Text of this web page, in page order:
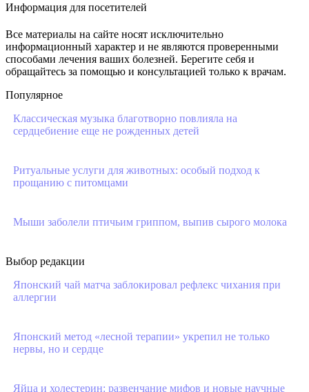
Информация для посетителей
Все материалы на сайте носят исключительно
информационный характер и не являются проверенными
способами лечения ваших болезней. Берегите себя и
обращайтесь за помощью и консультацией только к врачам.
Популярное
Классическая музыка благотворно повлияла на
сердцебиение еще не рожденных детей
Ритуальные услуги для животных: особый подход к
прощанию с питомцами
Мыши заболели птичьим гриппом, выпив сырого молока
Выбор редакции
Японский чай матча заблокировал рефлекс чихания при
аллергии
Японский метод «лесной терапии» укрепил не только
нервы, но и сердце
Яйца и холестерин: развенчание мифов и новые научные